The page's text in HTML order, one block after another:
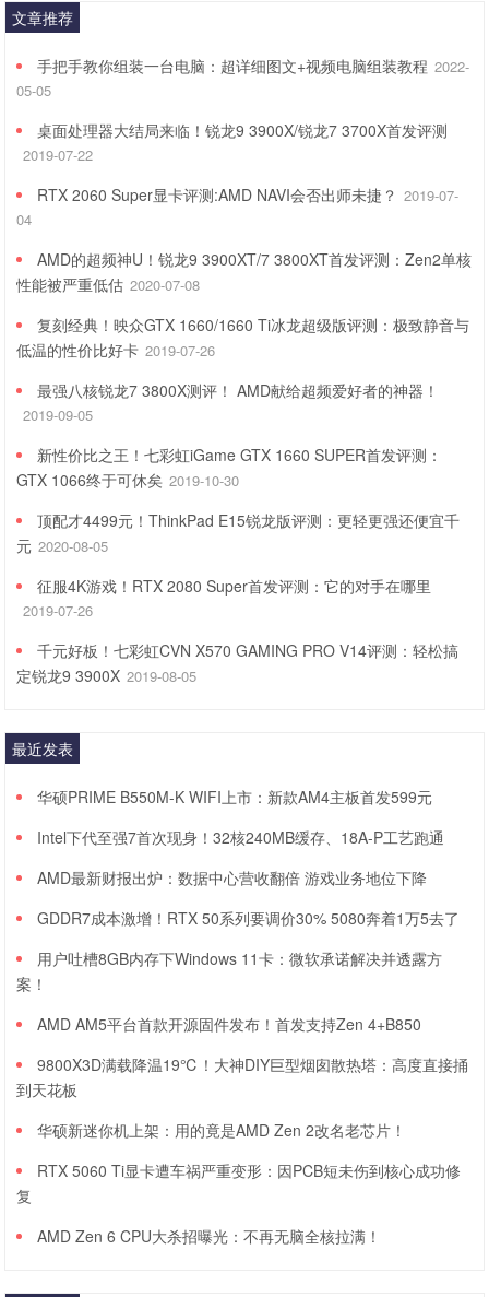
文章推荐
手把手教你组装一台电脑：超详细图文+视频电脑组装教程 2022-
05-05
桌面处理器大结局来临！锐龙9 3900X/锐龙7 3700X首发评测
2019-07-22
RTX 2060 Super显卡评测:AMD NAVI会否出师未捷？ 2019-07-
04
AMD的超频神U！锐龙9 3900XT/7 3800XT首发评测：Zen2单核
性能被严重低估 2020-07-08
复刻经典！映众GTX 1660/1660 Ti冰龙超级版评测：极致静音与
低温的性价比好卡 2019-07-26
最强八核锐龙7 3800X测评！ AMD献给超频爱好者的神器！
2019-09-05
新性价比之王！七彩虹iGame GTX 1660 SUPER首发评测：
GTX 1066终于可休矣 2019-10-30
顶配才4499元！ThinkPad E15锐龙版评测：更轻更强还便宜千
元 2020-08-05
征服4K游戏！RTX 2080 Super首发评测：它的对手在哪里
2019-07-26
千元好板！七彩虹CVN X570 GAMING PRO V14评测：轻松搞
定锐龙9 3900X 2019-08-05
最近发表
华硕PRIME B550M-K WIFI上市：新款AM4主板首发599元
Intel下代至强7首次现身！32核240MB缓存、18A-P工艺跑通
AMD最新财报出炉：数据中心营收翻倍 游戏业务地位下降
GDDR7成本激增！RTX 50系列要调价30% 5080奔着1万5去了
用户吐槽8GB内存下Windows 11卡：微软承诺解决并透露方
案！
AMD AM5平台首款开源固件发布！首发支持Zen 4+B850
9800X3D满载降温19℃！大神DIY巨型烟囱散热塔：高度直接捅
到天花板
华硕新迷你机上架：用的竟是AMD Zen 2改名老芯片！
RTX 5060 Ti显卡遭车祸严重变形：因PCB短未伤到核心成功修
复
AMD Zen 6 CPU大杀招曝光：不再无脑全核拉满！